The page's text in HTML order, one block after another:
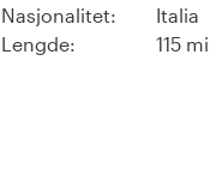
Nasjonalitet:
Italia
Lengde:
115